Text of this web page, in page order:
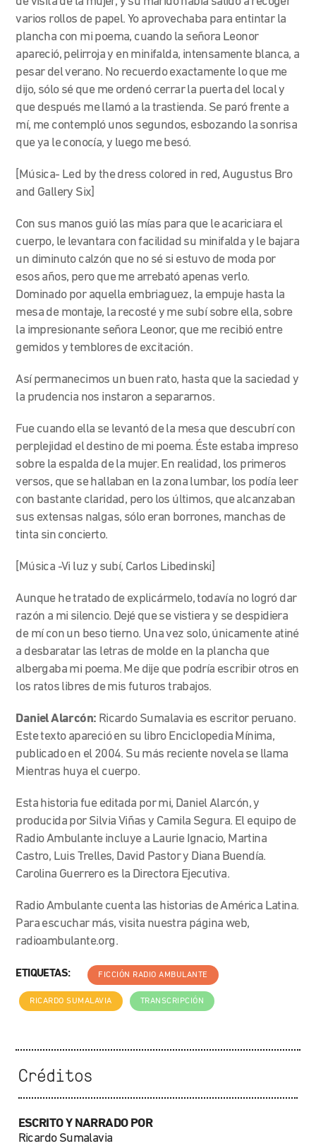
varios rollos de papel. Yo aprovechaba para entintar la
plancha con mi poema, cuando la señora Leonor
apareció, pelirroja y en minifalda, intensamente blanca, a
pesar del verano. No recuerdo exactamente lo que me
dijo, sólo sé que me ordenó cerrar la puerta del local y
que después me llamó a la trastienda. Se paró frente a
mí, me contempló unos segundos, esbozando la sonrisa
que ya le conocía, y luego me besó.
[Música- Led by the dress colored in red, Augustus Bro
and Gallery Six]
Con sus manos guió las mías para que le acariciara el
cuerpo, le levantara con facilidad su minifalda y le bajara
un diminuto calzón que no sé si estuvo de moda por
esos años, pero que me arrebató apenas verlo.
Dominado por aquella embriaguez, la empuje hasta la
mesa de montaje, la recosté y me subí sobre ella, sobre
la impresionante señora Leonor, que me recibió entre
gemidos y temblores de excitación.
Así permanecimos un buen rato, hasta que la saciedad y
la prudencia nos instaron a separarnos.
Fue cuando ella se levantó de la mesa que descubrí con
perplejidad el destino de mi poema. Éste estaba impreso
sobre la espalda de la mujer. En realidad, los primeros
versos, que se hallaban en la zona lumbar, los podía leer
con bastante claridad, pero los últimos, que alcanzaban
sus extensas nalgas, sólo eran borrones, manchas de
tinta sin concierto.
[Música -Vi luz y subí, Carlos Libedinski]
Aunque he tratado de explicármelo, todavía no logró dar
razón a mi silencio. Dejé que se vistiera y se despidiera
de mí con un beso tierno. Una vez solo, únicamente atiné
a desbaratar las letras de molde en la plancha que
albergaba mi poema. Me dije que podría escribir otros en
los ratos libres de mis futuros trabajos.
Daniel Alarcón: Ricardo Sumalavia es escritor peruano.
Este texto apareció en su libro Enciclopedia Mínima,
publicado en el 2004. Su más reciente novela se llama
Mientras huya el cuerpo.
Esta historia fue editada por mi, Daniel Alarcón, y
producida por Silvia Viñas y Camila Segura. El equipo de
Radio Ambulante incluye a Laurie Ignacio, Martina
Castro, Luis Trelles, David Pastor y Diana Buendía.
Carolina Guerrero es la Directora Ejecutiva.
Radio Ambulante cuenta las historias de América Latina.
Para escuchar más, visita nuestra página web,
radioambulante.org.
ETIQUETAS: FICCIÓN RADIO AMBULANTE
RICARDO SUMALAVIA TRANSCRIPCIÓN
Créditos
ESCRITO Y NARRADO POR
Ricardo Sumalavia